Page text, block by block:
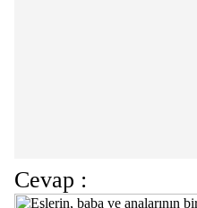
Cevap :